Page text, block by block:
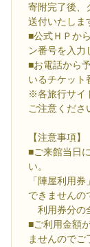
寄附完了後、
送付いたしま
■公式ＨＰか
ン番号を入力
■お電話か
いるチケット
※各旅行サイ
ご注意くださ
【注意事項】
■ご来館当日
い。
「陣屋利用
できませんの
利用券分の
■ご利用金額
ませんのでご